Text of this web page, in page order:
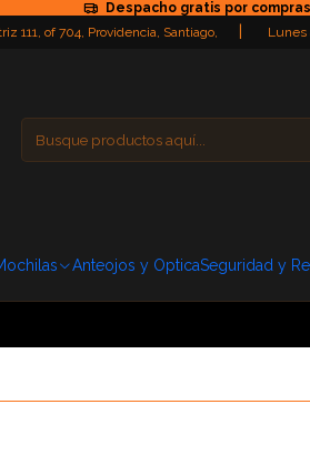
Despacho gratis por
111, of 704, Providencia, Santiago,
Lunes
Anteojos y OpticaSeguridad y